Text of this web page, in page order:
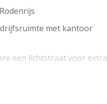
met kantoor
een lichtstraat voor extra